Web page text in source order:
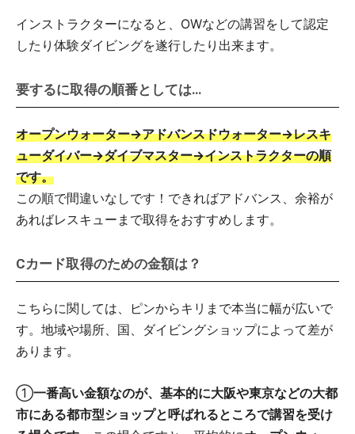
インストラクターになると、OWなどの講習をして認定
したり体験ダイビングを遂行したり出来ます。
要するに取得の順番としては…
オープンウォーター→アドバンスドウォーター→レスキ
ューダイバー→ダイブマスター→インストラクターの順
です。
この順で間違いなしです！できればアドバンス、余裕が
あればレスキューまで取得をおすすめします。
Cカード取得のための金額は？
こちらに関しては、ピンからキリまで本当に幅が広いで
す。地域や場所、国、ダイビングショップによって差が
あります。
①一番高い金額なのが、基本的に大阪や東京などの大都
市にある都市型ショップと呼ばれるところで講習を受け